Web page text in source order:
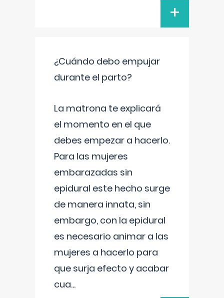
+
¿Cuándo debo empujar
durante el parto?
La matrona te explicará
el momento en el que
debes empezar a hacerlo.
Para las mujeres
embarazadas sin
epidural este hecho surge
de manera innata, sin
embargo, con la epidural
es necesario animar a las
mujeres a hacerlo para
que surja efecto y acabar
cua...